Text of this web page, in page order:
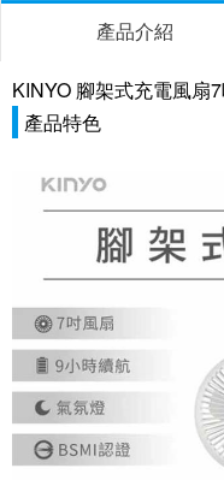
產品介紹
KINYO 腳架式充電風扇
產品特色